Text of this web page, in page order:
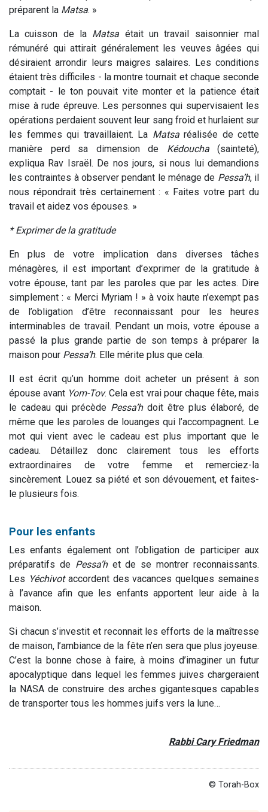
préparent la Matsa. »
La cuisson de la Matsa était un travail saisonnier mal
rémunéré qui attirait généralement les veuves âgées qui
désiraient arrondir leurs maigres salaires. Les conditions
étaient très difficiles - la montre tournait et chaque seconde
comptait - le ton pouvait vite monter et la patience était
mise à rude épreuve. Les personnes qui supervisaient les
opérations perdaient souvent leur sang froid et hurlaient sur
les femmes qui travaillaient. La Matsaréalisée de cette
manière perd sa dimension de Kédoucha(sainteté),
expliqua Rav Israël. De nos jours, si nous lui demandions
les contraintes à observer pendant le ménage de Pessa’h, il
nous répondrait très certainement : « Faites votre part du
travail et aidez vos épouses. »
* Exprimer de la gratitude
En plus de votre implication dans diverses tâches
ménagères, il est important d’exprimer de la gratitude à
votre épouse, tant par les paroles que par les actes. Dire
simplement : « Merci Myriam ! » à voix haute n’exempt pas
de l’obligation d’être reconnaissant pour les heures
interminables de travail. Pendant un mois, votre épouse a
passé la plus grande partie de son temps à préparer la
maison pour Pessa’h. Elle mérite plus que cela.
Il est écrit qu’un homme doit acheter un présent à son
épouse avant Yom-Tov. Cela est vrai pour chaque fête, mais
le cadeau qui précède Pessa’hdoit être plus élaboré, de
même que les paroles de louanges qui l’accompagnent. Le
mot qui vient avec le cadeau est plus important que le
cadeau. Détaillez donc clairement tous les efforts
extraordinaires de votre femme et remerciez-la
sincèrement. Louez sa piété et son dévouement, et faites-
le plusieurs fois.
Pour les enfants
Les enfants également ont l’obligation de participer aux
préparatifs de Pessa’het de se montrer reconnaissants.
Les Yéchivotaccordent des vacances quelques semaines
à l’avance afin que les enfants apportent leur aide à la
maison.
Si chacun s’investit et reconnait les efforts de la maîtresse
de maison, l’ambiance de la fête n’en sera que plus joyeuse.
C’est la bonne chose à faire, à moins d’imaginer un futur
apocalyptique dans lequel les femmes juives chargeraient
la NASA de construire des arches gigantesques capables
de transporter tous les hommes juifs vers la lune…
Rabbi Cary Friedman
© Torah-Box